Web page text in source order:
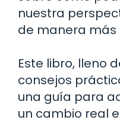
nuestra
de manera más
Este libro, lleno
consejos
una guía para
un cambio real